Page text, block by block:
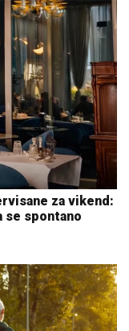
za vikend:
se spontano